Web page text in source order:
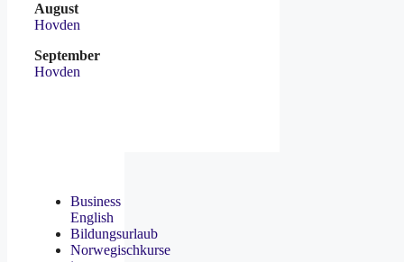
August
Hovden
September
Hovden
Business
English
Bildungsurlaub
Norwegischkurse